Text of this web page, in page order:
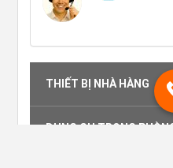
THIẾT BỊ NHÀ HÀNG
DỤNG CỤ TRONG